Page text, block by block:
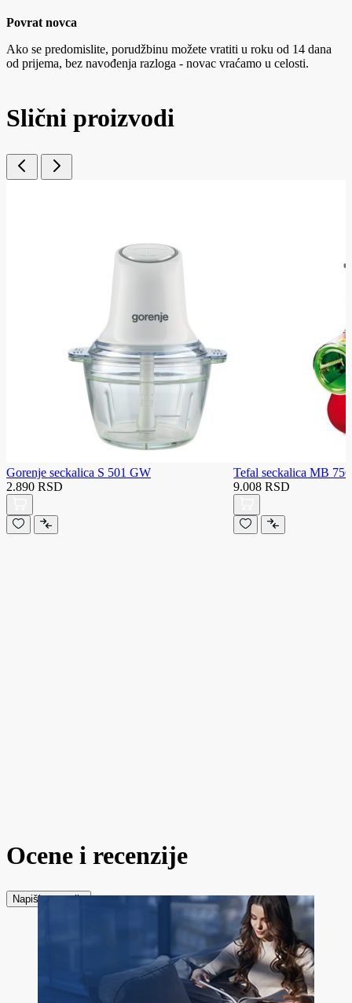
Povrat novca
Ako se predomislite, porudžbinu možete vratiti u roku od 14 dana
od prijema, bez navođenja razloga - novac vraćamo u celosti.
Slični proizvodi
Gorenje seckalica S 501 GW
2.890 RSD
Tefal seckalica MB
9.008 RSD
Ocene i recenzije
Napiši recenziju